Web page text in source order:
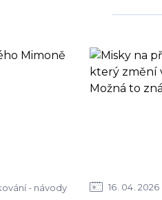
- návody 16 04 2026